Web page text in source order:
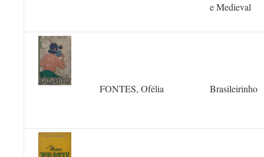
e Medieval
FONTES, Ofélia Brasileirinho